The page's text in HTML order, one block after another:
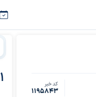
کد خبر
1195843